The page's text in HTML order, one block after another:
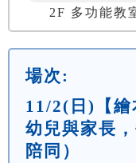
2F 多功能教
場次:
11/2(日)【繪
幼兒與家長
陪同）